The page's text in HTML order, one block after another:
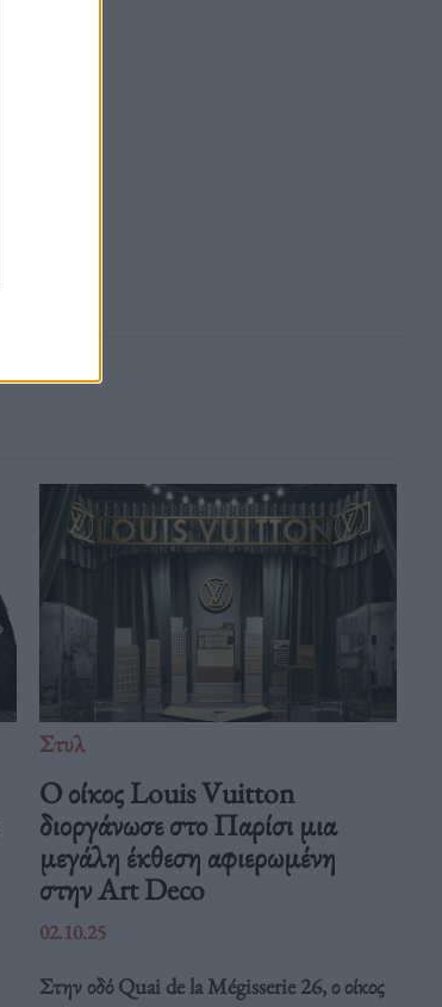
Στυλ
Ο οίκος Louis Vuitton
διοργάνωσε στο Παρίσι μια
μεγάλη έκθεση αφιερωμένη
στην Art Deco
02.10.25
Στην οδό Quai de la Mégisserie 26, ο οίκος